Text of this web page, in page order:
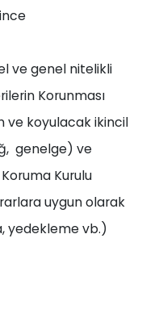
ve genel nitelikli
Korunması
ve koyulacak ikincil
genelge) ve
Kurulu
uygun olarak
yedekleme vb.)